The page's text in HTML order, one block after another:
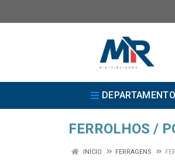
FERROLHOS /
INÍCIO FERRAGENS